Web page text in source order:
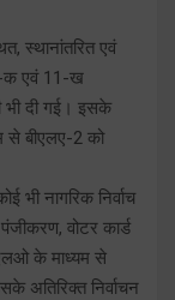
स्थानांतरित एवं
क एवं 11-ख
भी दी गई। इसके
से बीएलए-2 को
भी नागरिक निर्वाच
वोटर कार्ड
के माध्यम से
अतिरिक्त निर्वाचन